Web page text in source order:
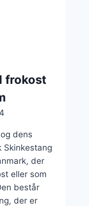
frokost
dens
Skinkestang
der
eller som
består
der er